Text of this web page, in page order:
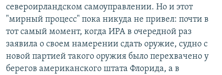
североирландском самоуправлении. Но и этот
"мирный процесс" пока никуда не привел: почти в
тот самый момент, когда ИРА в очередной раз
заявила о своем намерении сдать оружие, судно с
новой партией такого оружия было перехвачено у
берегов американского штата Флорида, а в